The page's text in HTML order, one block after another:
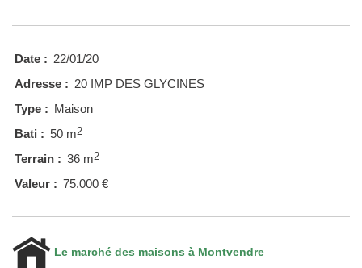
Date : 22/01/20
Adresse : 20 IMP DES GLYCINES
Type : Maison
Bati : 50 m2
Terrain : 36 m2
Valeur : 75.000 €
Le marché des maisons à Montvendre